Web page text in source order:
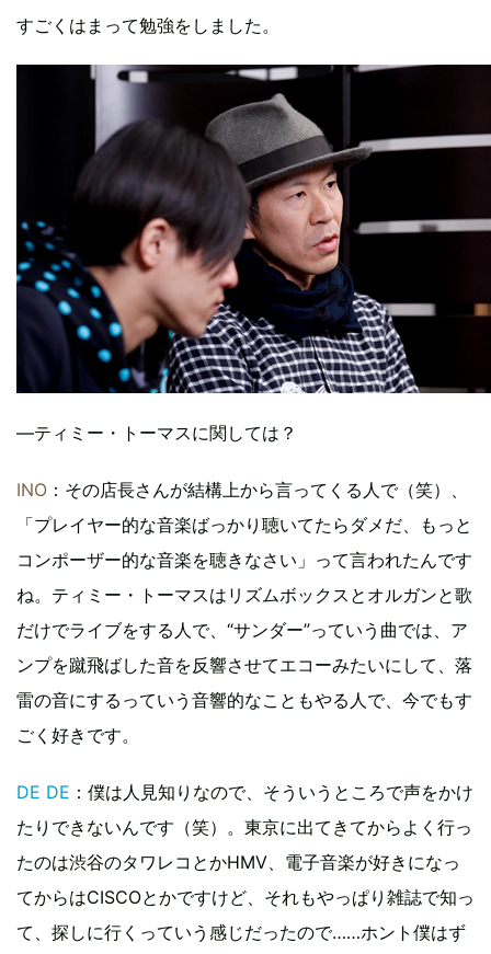
すごくはまって勉強をしました。
―ティミー・トーマスに関しては？
INO ：その店長さんが結構上から言ってくる人で（笑）、
「プレイヤー的な音楽ばっかり聴いてたらダメだ、もっと
コンポーザー的な音楽を聴きなさい」って言われたんです
ね。ティミー・トーマスはリズムボックスとオルガンと歌
だけでライブをする人で、“サンダー”っていう曲では、ア
ンプを蹴飛ばした音を反響させてエコーみたいにして、落
雷の音にするっていう音響的なこともやる人で、今でもす
ごく好きです。
DE DE ：僕は人見知りなので、そういうところで声をかけ
たりできないんです（笑）。東京に出てきてからよく行っ
たのは渋谷のタワレコとかHMV、電子音楽が好きになっ
てからはCISCOとかですけど、それもやっぱり雑誌で知っ
て、探しに行くっていう感じだったので……ホント僕はず